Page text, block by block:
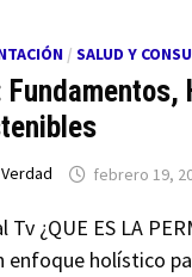
/ SALUD Y
Fundamentos,
febrero 19,
¿QUE ES LA
enfoque holístico